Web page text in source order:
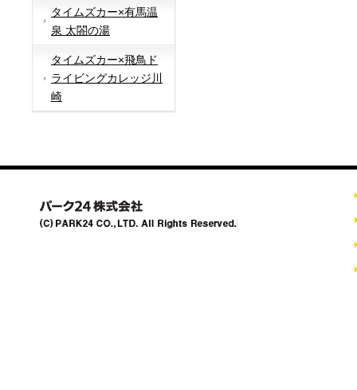
タイムズカー×有馬温
泉 太閤の湯
タイムズカー×飛鳥ド
ライビングカレッジ川
崎